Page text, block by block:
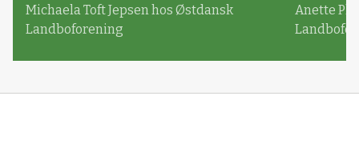
Michaela Toft Jepsen hos Østdansk
Landboforening
Anette